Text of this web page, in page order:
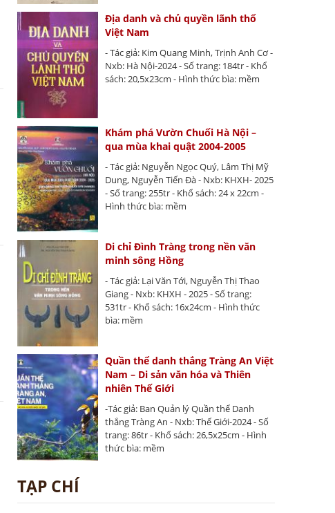
Địa danh và chủ quyền lãnh thổ
Việt Nam
- Tác giả: Kim Quang Minh, Trịnh Anh Cơ -
Nxb: Hà Nội-2024 - Số trang: 184tr - Khổ
sách: 20,5x23cm - Hình thức bìa: mềm
Khám phá Vườn Chuối Hà Nội –
qua mùa khai quật 2004-2005
- Tác giả: Nguyễn Ngọc Quý, Lâm Thị Mỹ
Dung, Nguyễn Tiến Đà - Nxb: KHXH- 2025
- Số trang: 255tr - Khổ sách: 24 x 22cm -
Hình thức bìa: mềm
Di chỉ Đình Tràng trong nền văn
minh sông Hồng
- Tác giả: Lại Văn Tới, Nguyễn Thị Thao
Giang - Nxb: KHXH - 2025 - Số trang:
531tr - Khổ sách: 16x24cm - Hình thức
bìa: mềm
Quần thể danh thắng Tràng An Việt
Nam – Di sản văn hóa và Thiên
nhiên Thế Giới
-Tác giả: Ban Quản lý Quần thể Danh
thắng Tràng An - Nxb: Thế Giới-2024 - Số
trang: 86tr - Khổ sách: 26,5x25cm - Hình
thức bìa: mềm
TẠP CHÍ